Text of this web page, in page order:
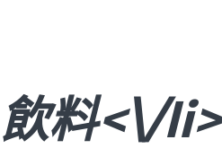
飲料<\/li>